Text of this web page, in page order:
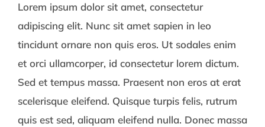
Lorem ipsum dolor sit amet, consectetur
adipiscing elit. Nunc sit amet sapien in leo
tincidunt ornare non quis eros. Ut sodales enim
et orci ullamcorper, id consectetur lorem dictum.
Sed et tempus massa. Praesent non eros at erat
scelerisque eleifend. Quisque turpis felis, rutrum
quis est sed, aliquam eleifend nulla. Donec massa